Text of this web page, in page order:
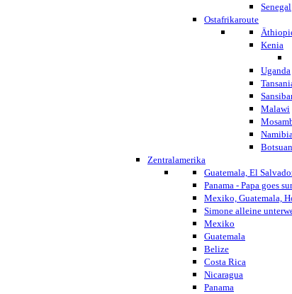
Senegal
Ostafrikaroute
Kenia
Uganda
Malawi
Zentralamerika
Guatemala, El
Panama - Papa goes
Mexiko, Guatemala,
Simone alleine
Mexiko
Guatemala
Belize
Costa Rica
Nicaragua
Panama